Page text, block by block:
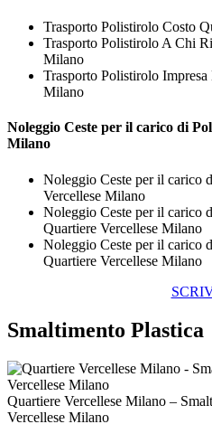
Trasporto Polistirolo Costo
Trasporto Polistirolo A Chi
Milano
Trasporto Polistirolo
Milano
Noleggio Ceste per il carico di
Milano
Noleggio Ceste per il carico
Vercellese Milano
Noleggio Ceste per il carico
Quartiere Vercellese Milano
Noleggio Ceste per il carico
Quartiere Vercellese Milano
Smaltimento Plastica
Quartiere Vercellese Milano –
Vercellese Milano